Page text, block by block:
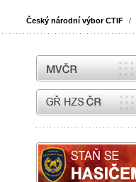
Český národní výbor CTIF /
MVČR
internetové stránky Hasiči ČR